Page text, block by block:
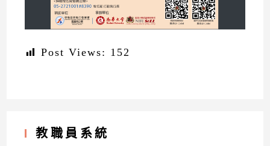
Post Views: 152
教職員系統